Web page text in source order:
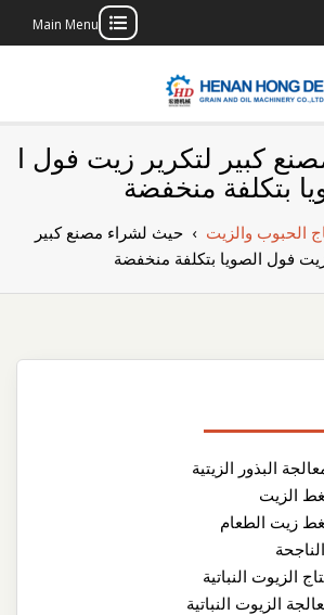
Main Menu
بناء مصنع إنتاج
الزيوت النباتية
الخاص بك
كبير لتكرير زيت فول ا
بتكلفة منخفضة
الحبوب والزيت ›حيث لشراء مصنع كبير
فول الصويا بتكلفة منخفضة
البذور الزيتية
الزيت
زيت الطعام
الزيوت النباتية
الزيوت النباتية